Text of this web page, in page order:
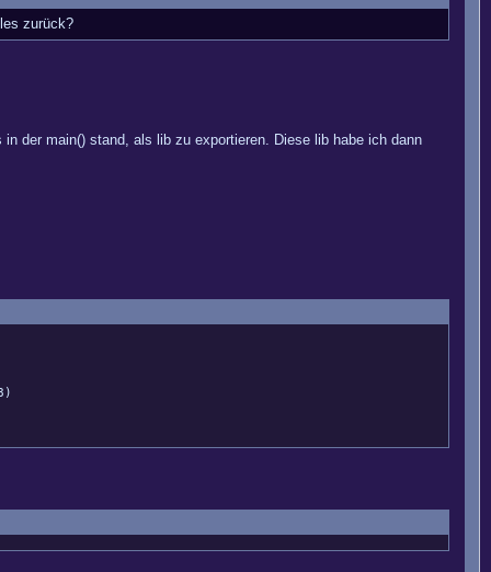
zurück?
der main() stand, als lib zu exportieren. Diese lib habe ich dann